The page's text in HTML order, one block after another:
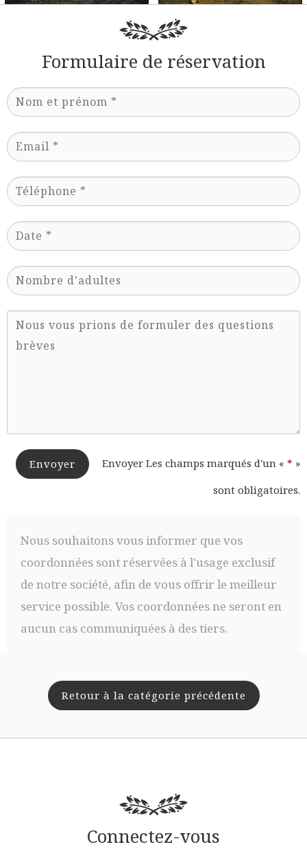
Formulaire de réservation
Envoyer Envoyer Les champs marqués d'un « * »
sont obligatoires.
Nous souhaitons vous informer que vos
coordonnées sont réservées à l'usage exclusif
de notre société, afin de vous offrir le meilleur
service possible. Vos coordonnées ne seront en
aucun cas communiquées à des tiers.
Retour à la catégorie précédente
Connectez-vous